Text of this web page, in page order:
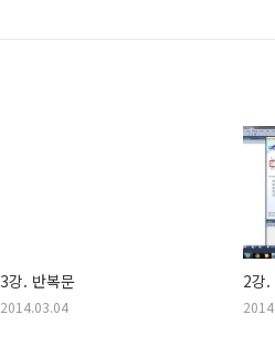
3강. 반복문
2014.03.04
2강.